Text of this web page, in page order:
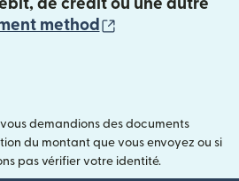
de crédit ou une autre
method
vous demandions des documents
du montant que vous envoyez ou si
pas vérifier votre identité.